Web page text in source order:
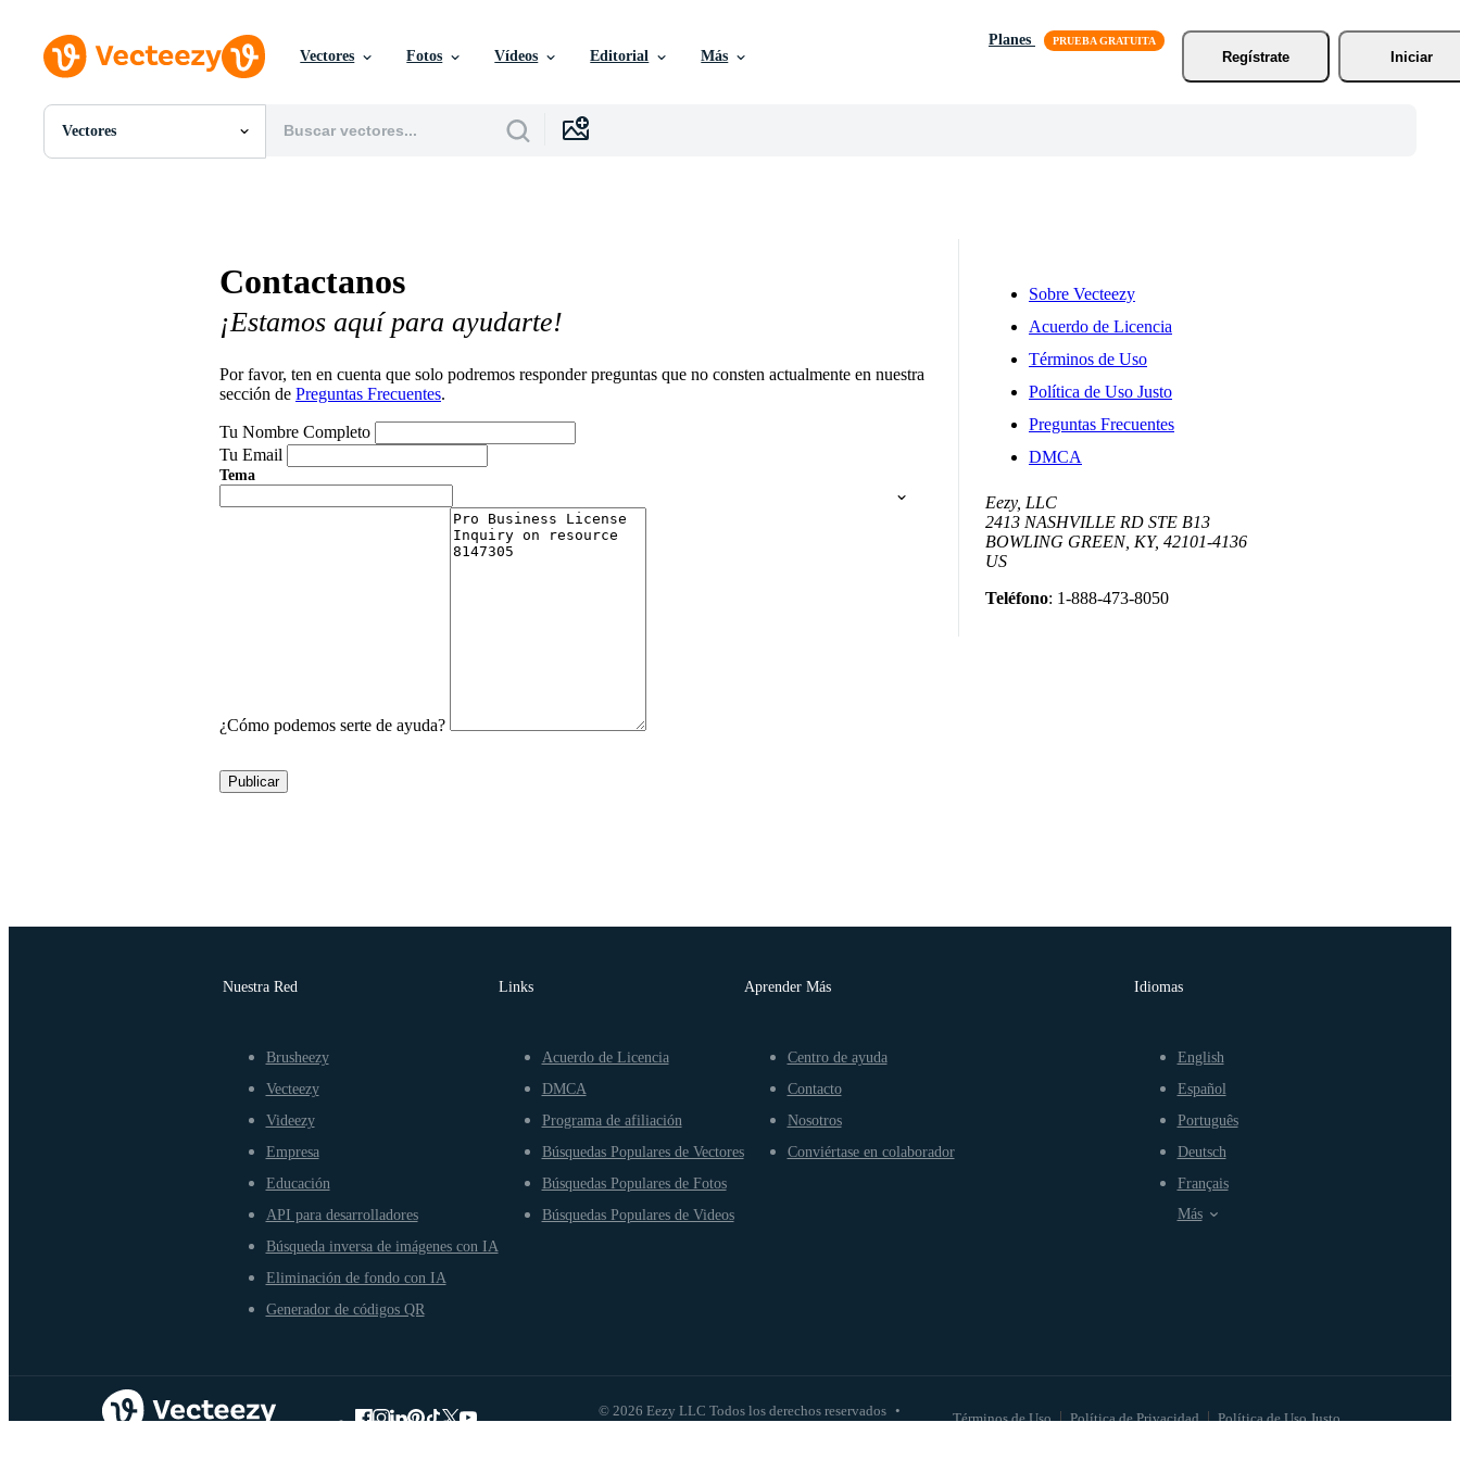
Vectores Fotos Vídeos Editorial Más
Planes
Regístrate
Iniciar
Vectores
Todas Imágenes
Gráficos en Movimiento
Contactanos
¡Estamos aquí para ayudarte!
Por favor, ten en cuenta que solo podremos responder preguntas que no consten actualmente en nuestra
sección de Preguntas Frecuentes.
Tu Nombre Completo
Tu Email
Tema
¿Cómo podemos serte de ayuda?
Publicar
Sobre Vecteezy
Acuerdo de Licencia
Términos de Uso
Política de Uso Justo
Preguntas Frecuentes
DMCA
Eezy, LLC
2413 NASHVILLE RD STE B13
BOWLING GREEN, KY, 42101-4136
US
Teléfono: 1-888-473-8050
Nuestra Red
Brusheezy
Vecteezy
Videezy
Empresa
Educación
API para desarrolladores
Búsqueda inversa de imágenes con IA
Eliminación de fondo con IA
Generador de códigos QR
Links
Acuerdo de Licencia
DMCA
Programa de afiliación
Búsquedas Populares de Vectores
Búsquedas Populares de Fotos
Búsquedas Populares de Videos
Aprender Más
Centro de ayuda
Contacto
Nosotros
Conviértase en colaborador
© 2026 Eezy LLC Todos los derechos reservados • Términos de Uso Política de Privacidad Política de Uso Justo
Idiomas
English
Español
Português
Deutsch
Français
Más